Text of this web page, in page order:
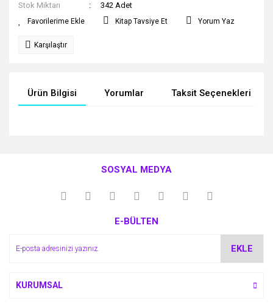
Stok Miktarı
342 Adet
Kitap Tavsiye Et Yorum Yaz
Karşılaştır
Ürün Bilgisi Yorumlar Taksit Seçenekleri
kullanarak tarafımıza iletebilirsiniz.
Görüş ve önerileriniz için teşekkür ederiz.
Ürün açıklamasında eksik bilgiler bulunuyor.
SOSYAL MEDYA
E-BÜLTEN
EKLE
KURUMSAL